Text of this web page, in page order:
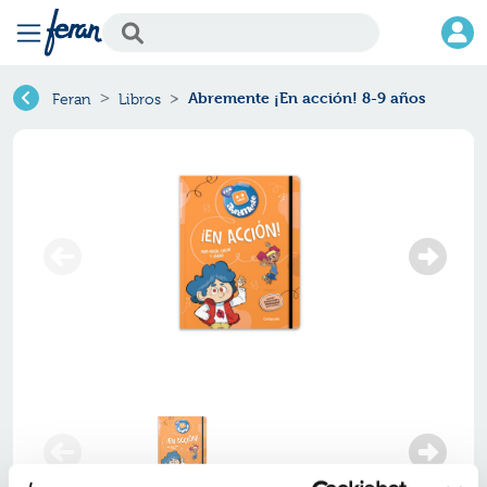
Feran Libros Abremente ¡En acción! 8-9 años